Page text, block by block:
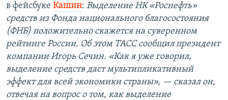
в фейсбуке Кашин: Выделение НК «Роснефть»
средств из Фонда национального благосостояния
(ФНБ) положительно скажется на суверенном
рейтинге России. Об этом ТАСС сообщил президент
компании Игорь Сечин. «Как я уже говорил,
выделение средств даст мультипликативный
эффект для всей экономики страны», — сказал он,
отвечая на вопрос о том, как выделение